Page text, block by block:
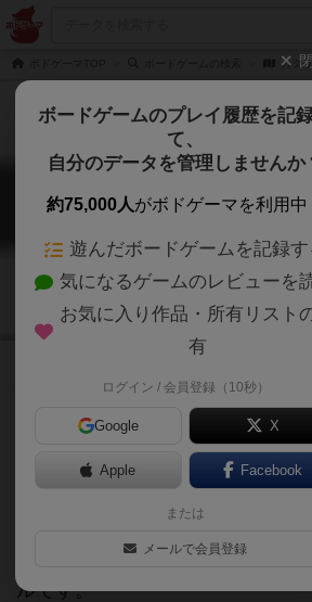
カタ
カタラ13
κατάρα13
3〜4人で盛り上がる心理戦！
ゲームマーケット2019秋（東京） フ
並べたカードを順番に引いてい
ルです。
ボードゲームのプレイ履歴を記
て、
自分のデータを管理しませんか
約75,000人がボドゲーマを利用中
遊んだボードゲームを記録す
気になるゲームのレビューを
お気に入り作品・所有リスト
有
ログイン / 会員登録（10秒）
Google X
Apple Facebook
または
メールで会員登録